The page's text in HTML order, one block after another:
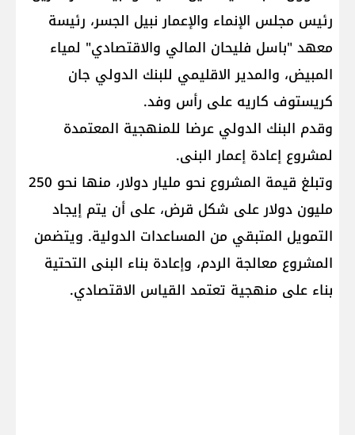
رئيس مجلس الإنماء والإعمار نبيل الجسر، رئيسة
معهد "باسل فليحان المالي والاقتصادي" لمياء
المبيض، والمدير الاقليمي للبنك الدولي جان
كريستوف كاريه على رأس وفد.
وقدم البنك الدولي عرضا للمنهجية المعتمدة
لمشروع إعادة إعمار البنى.
وتبلغ قيمة المشروع نحو مليار دولار، منها نحو 250
مليون دولار على شكل قرض، على أن يتم إيجاد
التمويل المتبقي من المساعدات الدولية. ويتضمن
المشروع معالجة الردم، وإعادة بناء البنى التحتية
بناء على منهجية تعتمد القياس الاقتصادي.